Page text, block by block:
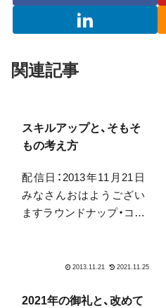
関連記事
スキルアップと、そもそ
もの考え方
配信日：2013年11月21日
みなさんおはようござい
ますラウンドナップ・コン
「オヤジ臭」は酢の120倍の
る今日このごろです。し
2021年の御礼と、改めて